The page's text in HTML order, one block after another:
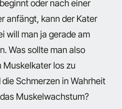
oder nach einer
anfängt, kann der Kater
will man ja gerade am
Was sollte man also
Muskelkater los zu
Schmerzen in Wahrheit
Muskelwachstum?